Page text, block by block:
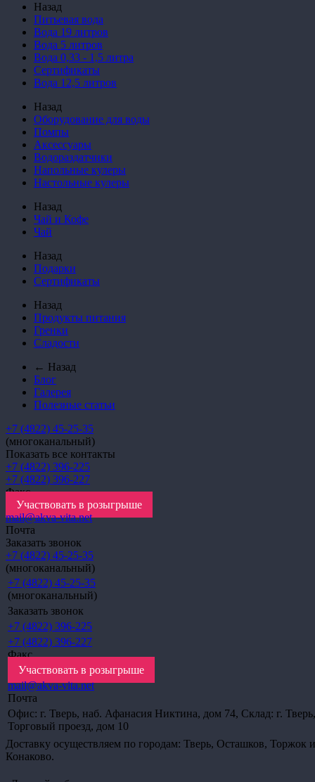
Назад
Питьевая вода
Вода 19 литров
Вода 5 литров
Вода 0,33 - 1,5 литра
Сертификаты
Вода 12,5 литров
Назад
Оборудование для воды
Помпы
Аксессуары
Водораздатчики
Напольные кулеры
Настольные кулеры
Назад
Чай и Кофе
Чай
Назад
Подарки
Сертификаты
Назад
Продукты питания
Гренки
Сладости
← Назад
Блог
Галерея
Полезные статьи
+7 (4822) 45-25-35
(многоканальный)
Показать все контакты
+7 (4822) 396-225
+7 (4822) 396-227
Факс
Участвовать в розыгрыше
mail@akva-vita.net
Почта
Заказать звонок
+7 (4822) 45-25-35
(многоканальный)
+7 (4822) 45-25-35
(многоканальный)
Заказать звонок
+7 (4822) 396-225
+7 (4822) 396-227
Факс
Участвовать в розыгрыше
mail@akva-vita.net
Почта
Офис: г. Тверь, наб. Афанасия Никтина, дом 74, Склад: г. Тверь,
Торговый проезд, дом 10
Доставку осуществляем по городам: Тверь, Осташков, Торжок и
Конаково.